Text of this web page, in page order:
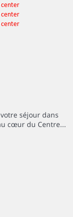
séjour dans
cœur du Centre...